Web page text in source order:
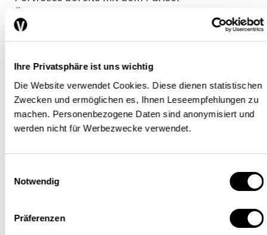
Ihre Privatsphäre ist uns wichtig
Die Website verwendet Cookies. Diese dienen statistischen
Zwecken und ermöglichen es, Ihnen Leseempfehlungen zu
machen. Personenbezogene Daten sind anonymisiert und
werden nicht für Werbezwecke verwendet.
Notwendig
Präferenzen
anderen noch grosser Nachholbedarf in Bezug
auf gewisse Technologien und Sektoren. Beim
Anteil der erneuerbaren Energien
geplanten Investitionen von 3 bis 97 Prozent,
bei Elektro- und Hybridfahrzeugen von 3 bis
100 Prozent.
Abb. 2: Anteil der erneuerbaren
Kapazitätsausbau in den Portfolios